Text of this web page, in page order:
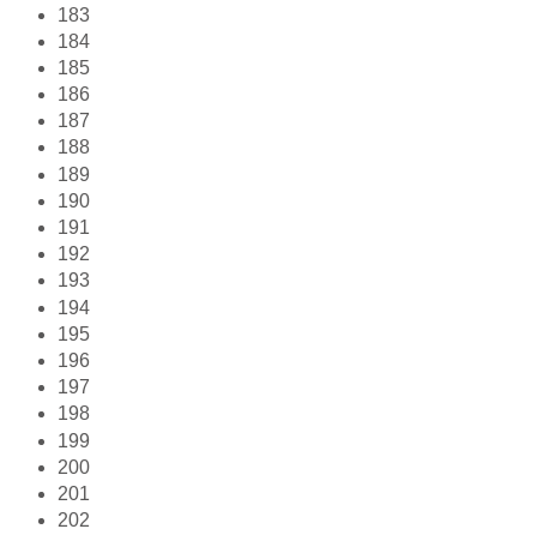
183
184
185
186
187
188
189
190
191
192
193
194
195
196
197
198
199
200
201
202